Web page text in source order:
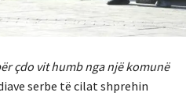
çdo vit humb nga një komunë
serbe të cilat shprehin